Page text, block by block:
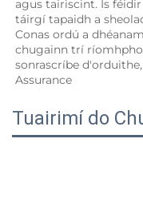
agus tairiscint. Is
táirgí tapaidh a
Conas ordú a
chugainn trí
sonrascríbe
Assurance
Tuairimí do